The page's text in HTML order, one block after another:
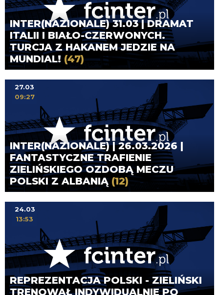
INTER(NAZIONALE) 31.03 | DRAMAT
ITALII I BIAŁO-CZERWONYCH.
TURCJA Z HAKANEM JEDZIE NA
MUNDIAL! (47)
INTER(NAZIONALE) | 26.03.2026 |
FANTASTYCZNE TRAFIENIE
ZIELIŃSKIEGO OZDOBĄ MECZU
POLSKI Z ALBANIĄ (12)
27.03
09:27
REPREZENTACJA POLSKI - ZIELIŃSKI
TRENOWAŁ INDYWIDUALNIE PO
24.03
13:53